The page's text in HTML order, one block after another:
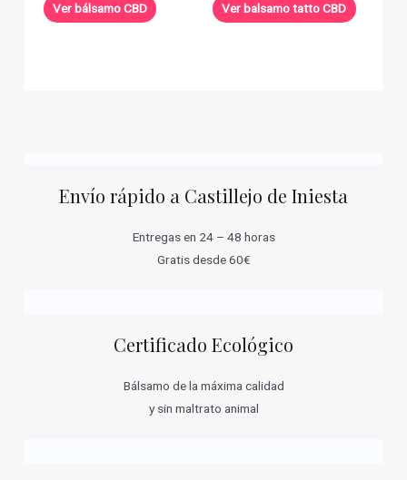
Ver bálsamo CBD Ver balsamo tatto CBD
Envío rápido a Castillejo de Iniesta
Entregas en 24 – 48 horas
Gratis desde 60€
Certificado Ecológico
Bálsamo de la máxima calidad
y sin maltrato animal